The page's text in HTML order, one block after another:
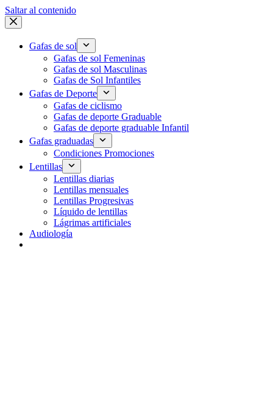
Saltar al contenido
Gafas de sol
Gafas de sol Femeninas
Gafas de sol Masculinas
Gafas de Sol Infantiles
Gafas de Deporte
Gafas de ciclismo
Gafas de deporte Graduable
Gafas de deporte graduable Infantil
Gafas graduadas
Condiciones Promociones
Lentillas
Lentillas diarias
Lentillas mensuales
Lentillas Progresivas
Líquido de lentillas
Lágrimas artificiales
Audiología